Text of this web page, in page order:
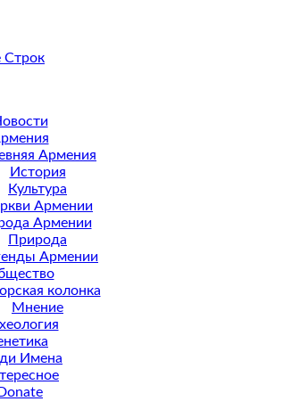
Строк
Армения
История
Культура
Армении
Армении
Природа
Армении
колонка
Мнение
Имена
Donate